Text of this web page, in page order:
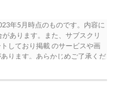
イスの保護を行うための過電
回路 特許第6469910号）
ング波形
年5月時点のものです。内容に
あります。また、サブスクリ
しており掲載 のサービスや画
ります。あらかじめご了承くだ